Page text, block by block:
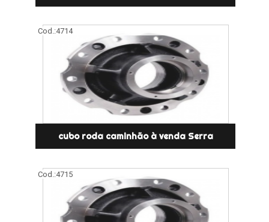
Cod.:4714
cubo roda caminhão à venda Serra
Cod.:4715